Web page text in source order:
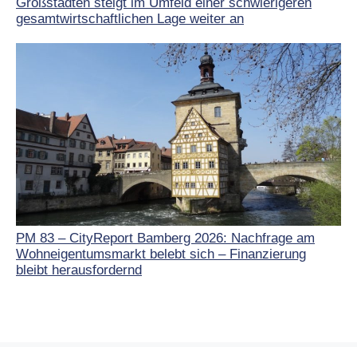
gesamtwirtschaftlichen Lage weiter an
PM 83 – CityReport Bamberg 2026: Nachfrage am
Wohneigentumsmarkt belebt sich – Finanzierung
bleibt herausfordernd